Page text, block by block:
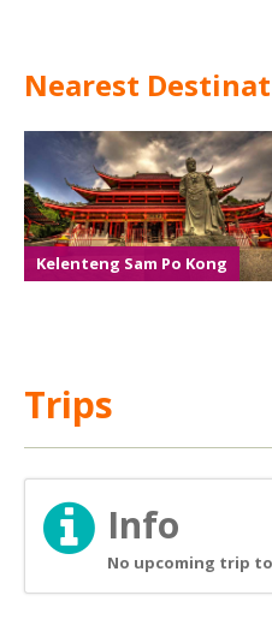
Nearest
Kelenteng Sam Po Kong
Trips
Info
No upcoming trip